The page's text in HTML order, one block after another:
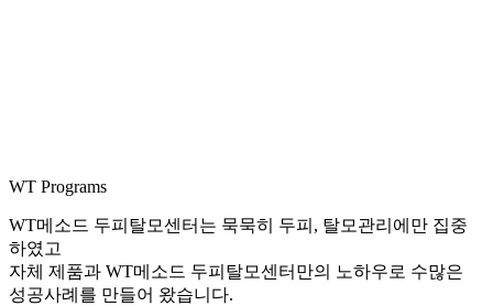
WT Programs
WT메소드 두피탈모센터는 묵묵히 두피, 탈모관리에만 집중
하였고
자체 제품과 WT메소드 두피탈모센터만의 노하우로 수많은
성공사례를 만들어 왔습니다.